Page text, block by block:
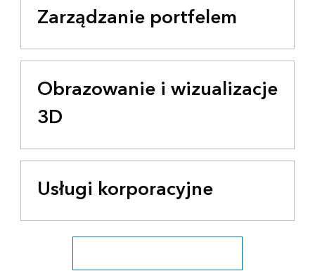
Zarządzanie portfelem
Obrazowanie i wizualizacje
3D
Usługi korporacyjne
Zobacz wszystkie branże działalności